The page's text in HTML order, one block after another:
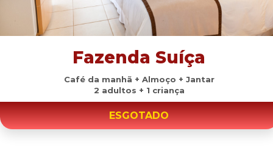
Fazenda Suíça
Café da manhã + Almoço + Jantar
2 adultos + 1 criança
ESGOTADO